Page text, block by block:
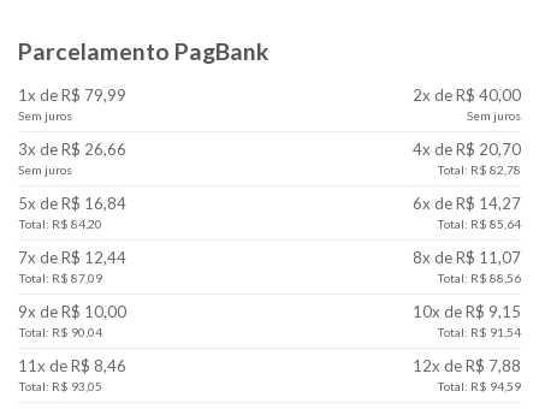
Parcelamento PagBank
1x de R$ 79,99
Sem juros
2x de R$ 40,00
Sem juros
3x de R$ 26,66
Sem juros
4x de R$ 20,70
Total: R$ 82,78
5x de R$ 16,84
Total: R$ 84,20
6x de R$ 14,27
Total: R$ 85,64
7x de R$ 12,44
Total: R$ 87,09
8x de R$ 11,07
Total: R$ 88,56
9x de R$ 10,00
Total: R$ 90,04
10x de R$ 9,15
Total: R$ 91,54
11x de R$ 8,46
Total: R$ 93,05
12x de R$ 7,88
Total: R$ 94,59